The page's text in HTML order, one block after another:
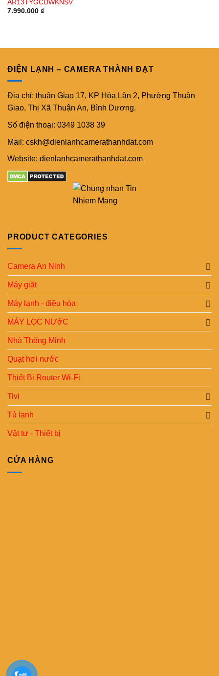
AR13TYGCDWKNSV
7.990.000 ₫
ĐIỆN LẠNH – CAMERA THÀNH ĐẠT
Địa chỉ: thuận Giao 17, KP Hòa Lân 2, Phường Thuận
Giao, Thị Xã Thuận An, Bình Dương.
Số điện thoại: 0349 1038 39
Mail: cskh@dienlanhcamerathanhdat.com
Website: dienlanhcamerathanhdat.com
PRODUCT CATEGORIES
Camera An Ninh
Máy giặt
Máy lạnh - điều hòa
MÁY LỌC NƯớC
Nhà Thông Minh
Quạt hơi nước
Thiết Bị Router Wi-Fi
Tivi
Tủ lạnh
Vật tư - Thiết bị
CỬA HÀNG